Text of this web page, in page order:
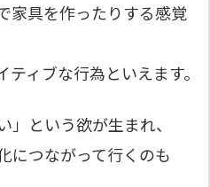
具を作ったりする感覚
ブな行為といえます。
いう欲が生まれ、
つながって行くのも